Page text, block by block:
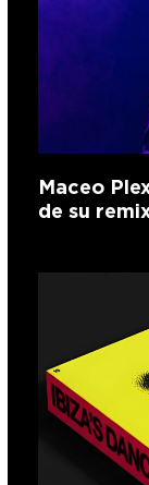
Maceo
de su